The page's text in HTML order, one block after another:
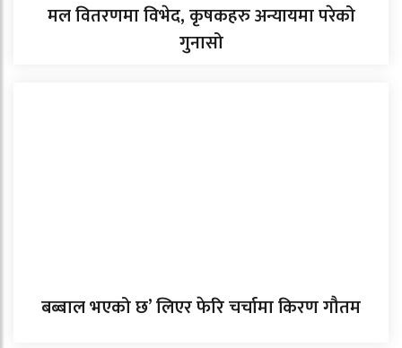
मल वितरणमा विभेद, कृषकहरु अन्यायमा परेको
गुनासो
बब्बाल भएको छ’ लिएर फेरि चर्चामा किरण गौतम